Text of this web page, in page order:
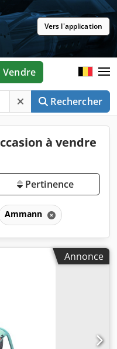
Vers l'application
Rechercher
Vendre
à vendre
Pertinence
Ammann
Annonce